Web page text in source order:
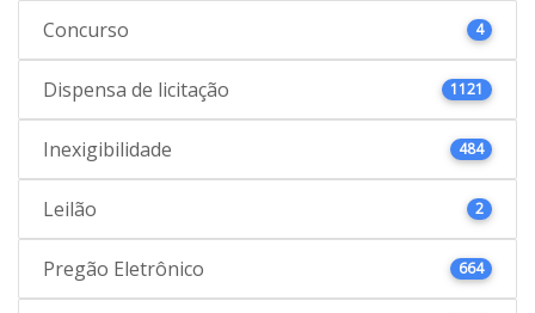
Concurso 4
Dispensa de licitação 1121
Inexigibilidade 484
Leilão 2
Pregão Eletrônico 664